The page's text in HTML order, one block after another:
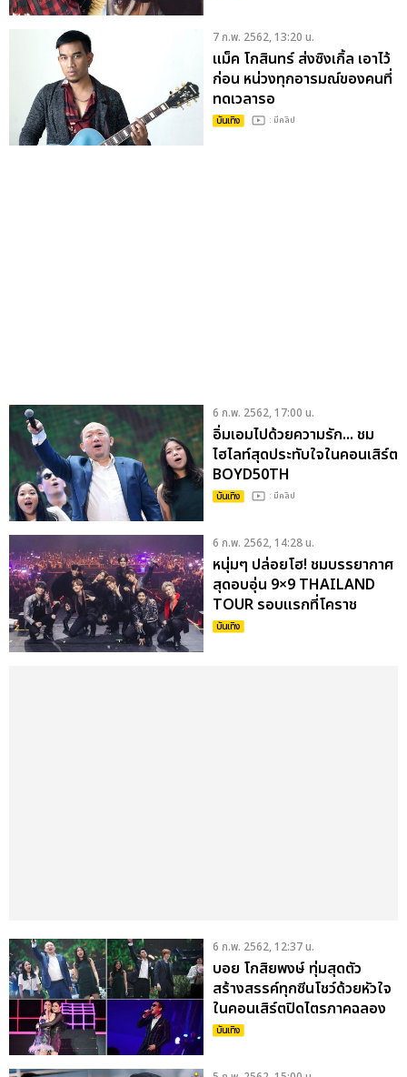
7 ก.พ. 2562, 13:20 น.
แม็ค โกสินทร์ ส่งซิงเกิ้ล เอาไว้
ก่อน หน่วงทุกอารมณ์ของคนที่
ทดเวลารอ
บันเทิง : มีคลิป
6 ก.พ. 2562, 17:00 น.
อิ่มเอมไปด้วยความรัก... ชม
ไฮไลท์สุดประทับใจในคอนเสิร์ต
BOYD50TH
บันเทิง : มีคลิป
6 ก.พ. 2562, 14:28 น.
หนุ่มๆ ปล่อยโฮ! ชมบรรยากาศ
สุดอบอุ่น 9×9 THAILAND
TOUR รอบแรกที่โคราช
บันเทิง
6 ก.พ. 2562, 12:37 น.
บอย โกสิยพงษ์ ทุ่มสุดตัว
สร้างสรรค์ทุกซีนโชว์ด้วยหัวใจ
ในคอนเสิร์ตปิดไตรภาคฉลอง
50 ปี
บันเทิง